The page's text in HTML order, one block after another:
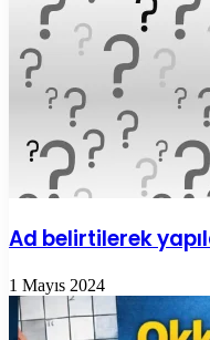
Ad belirtilerek
1 Mayıs 2024